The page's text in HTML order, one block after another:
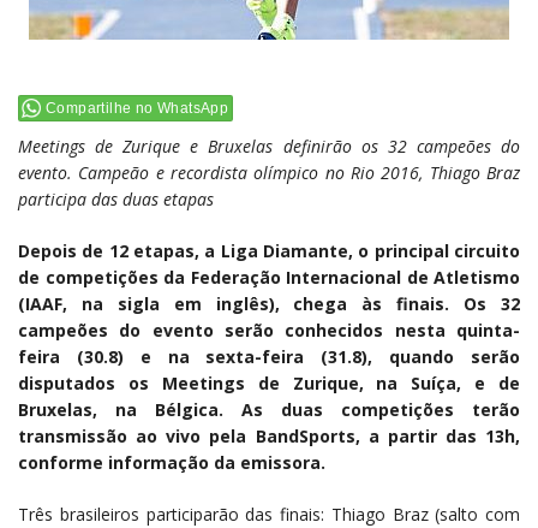
Compartilhe no WhatsApp
Meetings de Zurique e Bruxelas definirão os 32 campeões do
evento. Campeão e recordista olímpico no Rio 2016, Thiago Braz
participa das duas etapas
Depois de 12 etapas, a Liga Diamante, o principal circuito
de competições da Federação Internacional de Atletismo
(IAAF, na sigla em inglês), chega às finais. Os 32
campeões do evento serão conhecidos nesta quinta-
feira (30.8) e na sexta-feira (31.8), quando serão
disputados os Meetings de Zurique, na Suíça, e de
Bruxelas, na Bélgica. As duas competições terão
transmissão ao vivo pela BandSports, a partir das 13h,
conforme informação da emissora.
Três brasileiros participarão das finais: Thiago Braz (salto com